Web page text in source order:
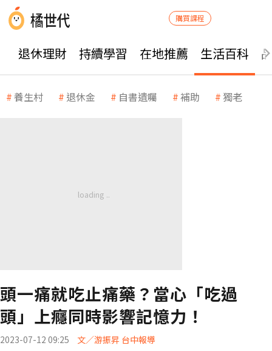
購買課程
退休理財 持續學習 在地推薦 生活百科
養生村 退休金 自書遺囑 補助 獨老
頭一痛就吃止痛藥？當心「吃過
頭」上癮同時影響記憶力！
2023-07-12 09:25 文／游振昇 台中報導